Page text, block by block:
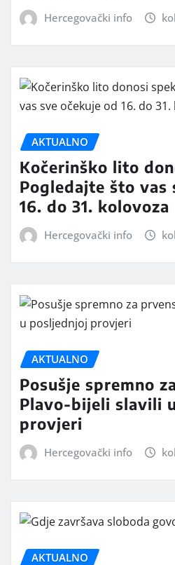
Hercegovački info
AKTUALNO
Kočerinško lito
Pogledajte što vas
16. do 31. kolovoza
Hercegovački info
AKTUALNO
Posušje spremno
Plavo-bijeli slavili
provjeri
Hercegovački info
AKTUALNO